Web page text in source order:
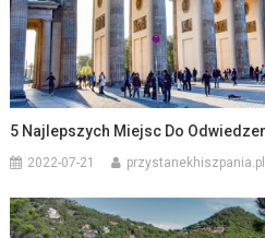
5 Najlepszych Miejsc Do
2022-07-21 przystanekhiszpania.pl